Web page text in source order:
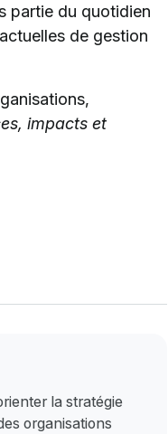
partie du quotidien
de gestion
impacts et
la stratégie
organisations